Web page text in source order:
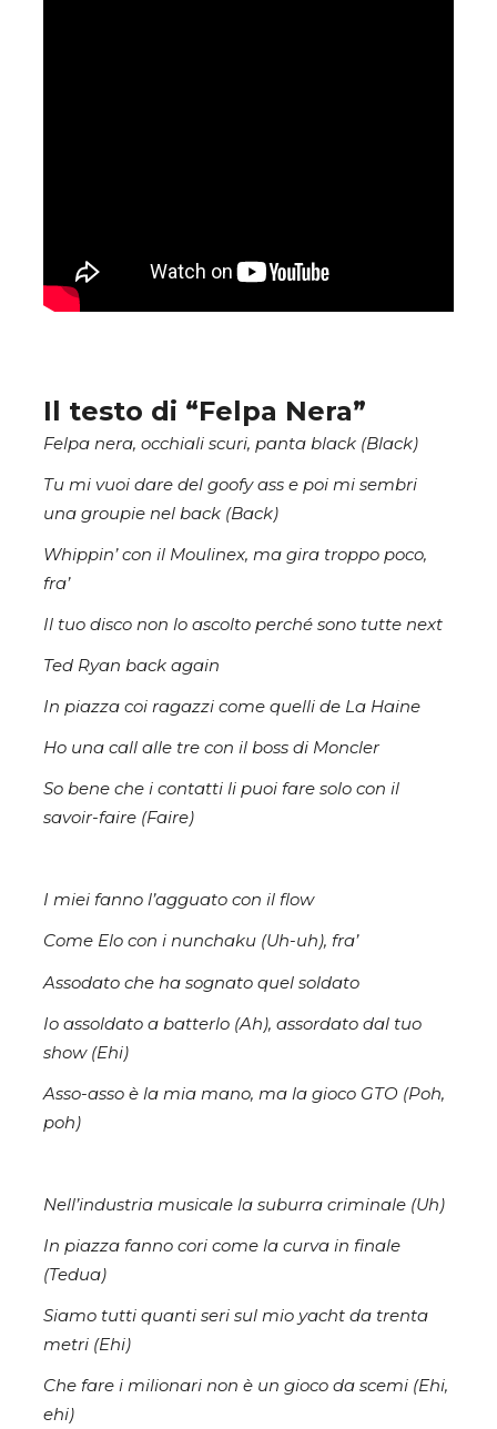
Il testo di “Felpa Nera”
Felpa nera, occhiali scuri, panta black (Black)
Tu mi vuoi dare del goofy ass e poi mi sembri
una groupie nel back (Back)
Whippin’ con il Moulinex, ma gira troppo poco,
fra’
Il tuo disco non lo ascolto perché sono tutte next
Ted Ryan back again
In piazza coi ragazzi come quelli de La Haine
Ho una call alle tre con il boss di Moncler
So bene che i contatti li puoi fare solo con il
savoir-faire (Faire)
I miei fanno l’agguato con il flow
Come Elo con i nunchaku (Uh-uh), fra’
Assodato che ha sognato quel soldato
Io assoldato a batterlo (Ah), assordato dal tuo
show (Ehi)
Asso-asso è la mia mano, ma la gioco GTO (Poh,
poh)
Nell’industria musicale la suburra criminale (Uh)
In piazza fanno cori come la curva in finale
(Tedua)
Siamo tutti quanti seri sul mio yacht da trenta
metri (Ehi)
Che fare i milionari non è un gioco da scemi (Ehi,
ehi)